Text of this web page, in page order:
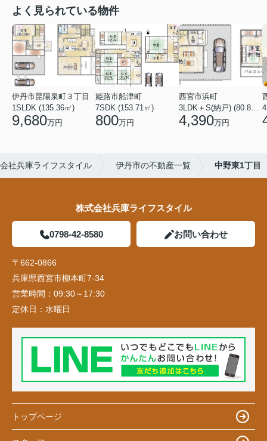
よく見られている物件
伊丹市昆陽泉町３丁目
1SLDK (135.36㎡)
9,680万円
姫路市船津町
7SDK (153.71㎡)
800万円
西宮市浜町
4,390万円
社兵庫ライフスタイル 伊丹市の不動産一覧 中野東1丁目
株式会社兵庫ライフスタイル
0798-42-8580 お問い合わせ
〒662-0866
兵庫県西宮市柳本町7-34
営業時間： 09:30～17:30
定休日： 水曜日
トップページ